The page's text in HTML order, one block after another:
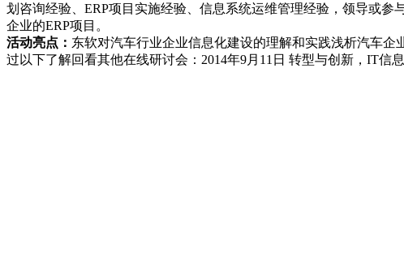
划咨询经验、ERP项目实施经验、信息系统运维管理经验，领导或
企业的ERP项目。
活动亮点： 东软对汽车行业企业信息化建设的理解和实践浅析汽车
过以下了解回看其他在线研讨会：2014年9月11日 转型与创新，IT信